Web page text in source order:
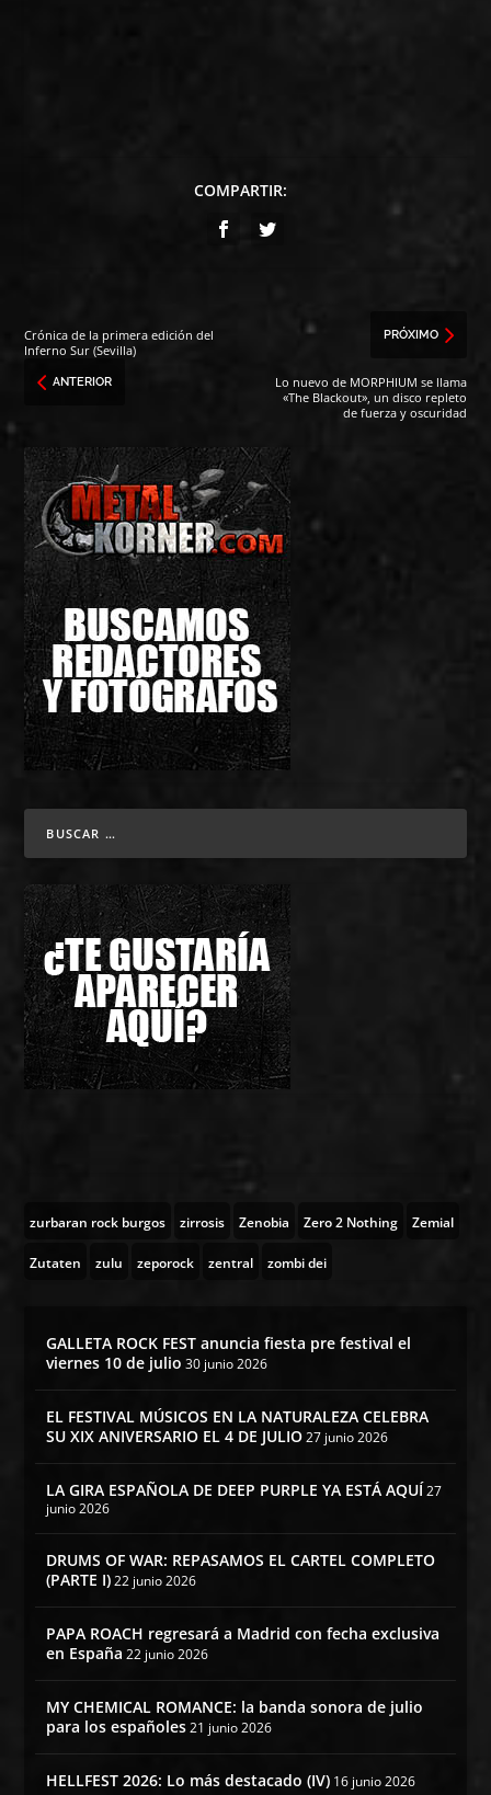
COMPARTIR:
Crónica de la primera edición del
Inferno Sur (Sevilla)
ANTERIOR
PRÓXIMO
Lo nuevo de MORPHIUM se llama
«The Blackout», un disco repleto
de fuerza y oscuridad
zurbaran rock burgos zirrosis Zenobia Zero 2 Nothing Zemial
Zutaten zulu zeporock zentral zombi dei
GALLETA ROCK FEST anuncia fiesta pre festival el
viernes 10 de julio 30 junio 2026
EL FESTIVAL MÚSICOS EN LA NATURALEZA CELEBRA
SU XIX ANIVERSARIO EL 4 DE JULIO 27 junio 2026
LA GIRA ESPAÑOLA DE DEEP PURPLE YA ESTÁ AQUÍ 27
junio 2026
DRUMS OF WAR: REPASAMOS EL CARTEL COMPLETO
(PARTE I) 22 junio 2026
PAPA ROACH regresará a Madrid con fecha exclusiva
en España 22 junio 2026
MY CHEMICAL ROMANCE: la banda sonora de julio
para los españoles 21 junio 2026
HELLFEST 2026: Lo más destacado (IV) 16 junio 2026